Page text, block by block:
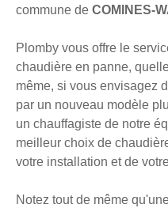
commune de COMINES-
Plomby vous offre le
chaudière en panne,
même, si vous envisagez
par un nouveau modèle
un chauffagiste de notre
meilleur choix de
votre installation et de
Notez tout de même